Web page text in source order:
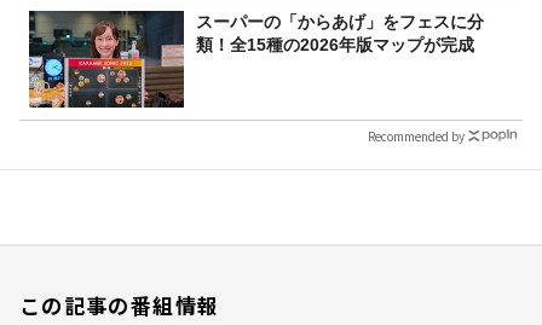
スーパーの「からあげ」をフェスに分
類！全15種の2026年版マップが完成
Recommended by
この記事の番組情報